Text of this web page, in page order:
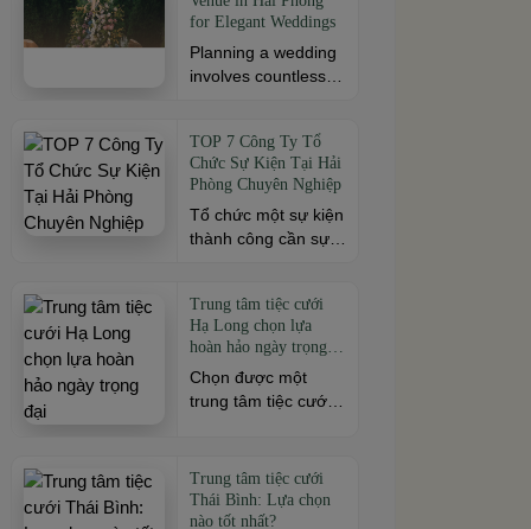
mô sự kiện, đừng
cách. Để buổi hội
ngộ thêm trọn vẹn,
việc lựa chọn địa
điểm phù hợp về
điều không thể bỏ
qua. Dưới […]
for Elegant Weddings
Planning a wedding
involves countless
venue is one of the
most important. As a
leading wedding
venue Hai Phong,
W.Jardin combines
garden spaces,
premium cuisine
prepared under the
ISO 22000:2018
food safety
dedicated event
support to help
TOP 7 Công Ty Tổ
Chức Sự Kiện Tại Hải
Phòng Chuyên Nghiệp
Tổ chức một sự kiện
thành công cần sự
khả năng triển khai
chuyên nghiệp. Tại
Hải Phòng, nhiều
công ty cung cấp đa
dạng dịch vụ từ tiệc
building và sự kiện
doanh nghiệp. Dưới
đây là những […]
Trung tâm tiệc cưới
Hạ Long chọn lựa
hoàn hảo ngày trọng
đại
Chọn được một
trung tâm tiệc cưới
quan trọng đầu tiên
mở ra một ngày
trọng đại hoàn hảo.
Trung tâm tiệc cưới
Thái Bình: Lựa chọn
nào tốt nhất?